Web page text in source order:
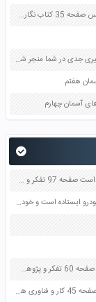
یکی از دو موضوع را به دلخواه انتخاب کن و یک بند درباره آن بنویس صفحه 35 کتاب نگارش فارسی سوم
یکی از موثرترین پیام هایی را که دریافت کرده اید و به اقناع و تغییری جدی در شما منجر شده است برسی کنید و علت این تاثیر گذاری قابل توجه را بنویسید صفحه 52 تفکر و سواد رسانه ای دهم
آیا سرعت پذیرش و همراهی در میان تمام مخاطبان مانند یکدیگر است صفحه 97 تفکر و سواد رسانه ای دهم
اگر دو جسم بر هم اثر نگذارند مانند حالتی که شخص در نزدیکی خودرو ایستاده است و خودرو را هل نمی دهد آیا دو جسم به هم نیرو وارد می کنند صفحه 50 علوم ششم
برای گردآوری اطلاعات از چه منابعی استفاده کردید آنها را نام ببرید صفحه 60 تفکر و پژوهش ششم
برخی از ویژگی های من که با ویژگی های کارآفرین مشترک است صفحه 45 کار و فناوری هفتم